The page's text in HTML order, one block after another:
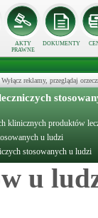
AKTY
PRAWNE
DOKUMENTY
Wyłącz reklamy, przeglądaj
klinicznych produktów
u ludzi
stosowanych u ludzi
u